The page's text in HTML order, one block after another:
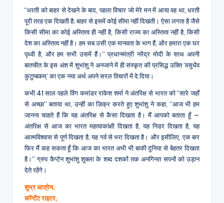
“धरती को बाहर से देखने के बाद, पहला विचार जो मेरे मन में आया वह था, धरती
पूरी तरह एक दिखती है; बाहर से इसमें कोई सीमा नहीं दिखती। ऐसा लगता है जैसे
किसी सीमा का कोई अस्तित्व ही नहीं है, किसी राज्य का अस्तित्व नहीं है, किसी
देश का अस्तित्व नहीं है। हम सब उसी एक मानवता के भाग हैं, और हमारा एक घर
पृथ्वी है, और हम सभी उसमें हैं।” प्रधानमंत्री नरेंद्र मोदी के साथ अपनी
बातचीत के इस अंश में शुभांशु ने अनजाने में ही संस्कृत की प्रसिद्ध उक्ति ‘वसुधैव
कुटुम्बकम्’ का एक नया अर्थ अपने सरल विचारों में दे दिया।
कभी 41 साल पहले विंग कमांडर राकेश शर्मा ने अंतरिक्ष से भारत को “सारे जहाँ
से अच्छा” बताया था, उन्हीं का ज़िक्र करते हुए शुभांशु ने कहा, “आज भी हम
जानना चाहते हैं कि यह अंतरिक्ष से कैसा दिखता है। मैं आपको बताता हूँ —
अंतरिक्ष से आज का भारत महत्वाकांक्षी दिखता है, यह निडर दिखता है, यह
आत्मविश्वास से पूर्ण दिखता है, यह गर्व से भरा दिखता है। और इसीलिए, एक बार
फिर मैं कह सकता हूँ कि आज का भारत अभी भी बाकी दुनिया से बेहतर दिखता
है।” ग्रुप कैप्टेन शुभांशु शुक्ला के शब्द दशकों तक अनगिनत सपनों को उड़ान
देते रहेंगे।
शुभ्रआत्रेय,
कॉन्टेंटराइटर,